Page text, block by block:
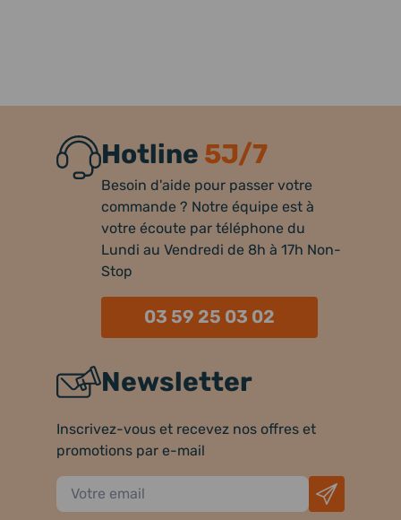
Hotline 5J/7
Besoin d'aide pour passer votre
commande ? Notre équipe est à
votre écoute par téléphone du
Lundi au Vendredi de 8h à 17h Non-
Stop
03 59 25 03 02
Newsletter
Inscrivez-vous et recevez nos offres et
promotions par e-mail